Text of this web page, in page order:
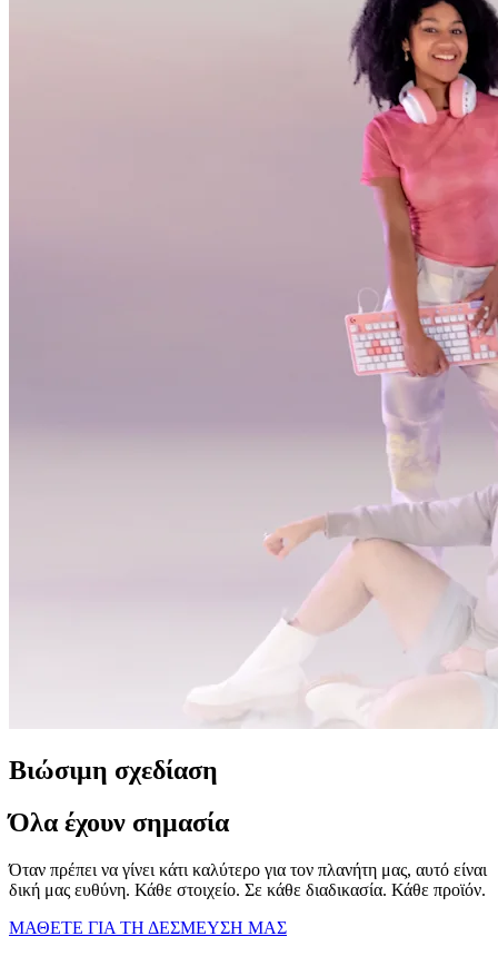
Βιώσιμη σχεδίαση
Όλα έχουν σημασία
Όταν πρέπει να γίνει κάτι καλύτερο για τον πλανήτη μας, αυτό είναι
δική μας ευθύνη. Κάθε στοιχείο. Σε κάθε διαδικασία. Κάθε προϊόν.
ΜΑΘΕΤΕ ΓΙΑ ΤΗ ΔΕΣΜΕΥΣΗ ΜΑΣ